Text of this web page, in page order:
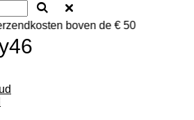
boven de € 50